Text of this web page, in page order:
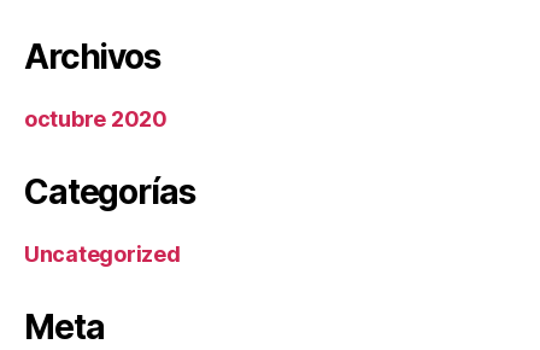
Archivos
octubre 2020
Categorías
Uncategorized
Meta